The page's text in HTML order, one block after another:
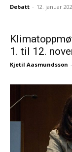
Debatt - 12. januar
1. til 12.
Kjetil Aasmundsson -